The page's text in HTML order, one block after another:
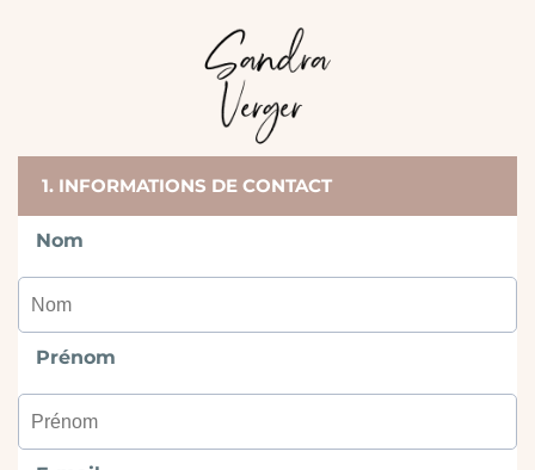
1. INFORMATIONS DE CONTACT
Nom
Prénom